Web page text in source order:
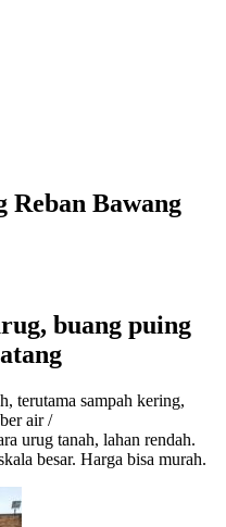
Reban Bawang
buang puing
terutama sampah kering,
air /
urug tanah, lahan rendah.
besar. Harga bisa murah.